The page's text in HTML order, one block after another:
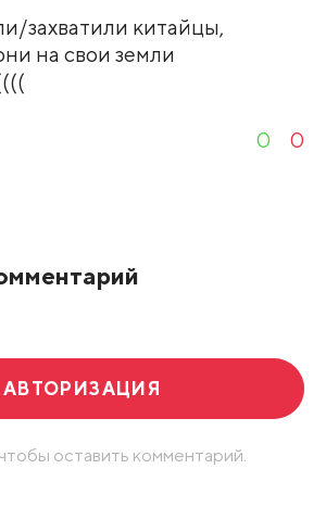
все
захватили китайцы,
на свои земли
0 0
АВТОРИЗАЦИЯ
оставить комментарий.